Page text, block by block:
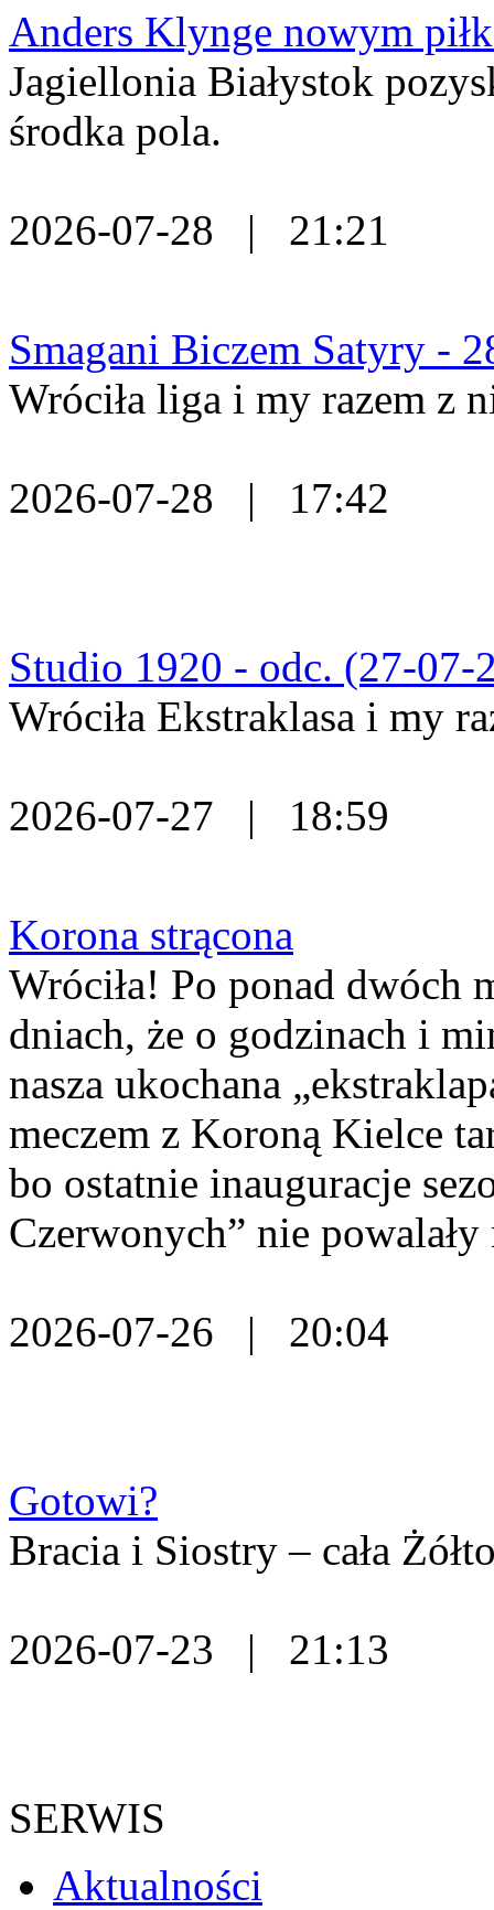
Anders Klynge nowym
Jagiellonia Białystok
środka pola.
2026-07-28 | 21:21
Smagani Biczem Satyry -
Wróciła liga i my razem z
2026-07-28 | 17:42
Studio 1920 - odc. (27-07-
Wróciła Ekstraklasa i my
2026-07-27 | 18:59
Korona strącona
Wróciła! Po ponad dwóch
dniach, że o godzinach i
nasza ukochana
meczem z Koroną Kielce
bo ostatnie inauguracje
Czerwonych” nie powalały
2026-07-26 | 20:04
Gotowi?
Bracia i Siostry – cała
2026-07-23 | 21:13
SERWIS
Aktualności